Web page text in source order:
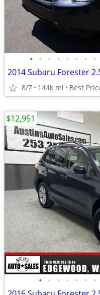
• • • • • • • •
2014 Subaru Forester
8/7 144k mi Best
• • • • • • •
$12,951